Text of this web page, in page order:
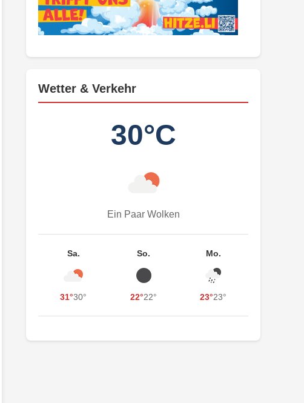
Wetter & Verkehr
30°C
Ein Paar Wolken
Sa.
31°30°
So.
22°22°
Mo.
23°23°